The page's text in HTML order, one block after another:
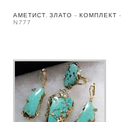
АМЕТИСТ, ЗЛАТО – КОМПЛЕКТ –
N777